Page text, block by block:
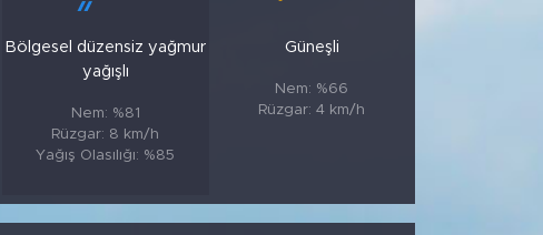
Bölgesel düzensiz yağmur
yağışlı
Nem: %81
Rüzgar: 8 km/h
Yağış Olasılığı: %85
Güneşli
Nem: %66
Rüzgar: 4 km/h